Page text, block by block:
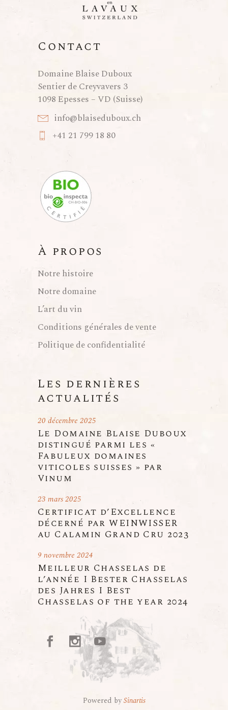
Contact
Domaine Blaise Duboux
Sentier de Creyvavers 3
1098 Epesses – VD (Suisse)
info@blaiseduboux.ch
+41 21 799 18 80
À propos
Notre histoire
Notre domaine
L’art du vin
Conditions générales de vente
Politique de confidentialité
Les dernières
actualités
Le Domaine Blaise Duboux
distingué parmi les «
Fabuleux domaines
viticoles suisses » par
Vinum
20 décembre 2025
Certificat d’Excellence
décerné par WEINWISSER
au Calamin Grand Cru 2023
23 mars 2025
Meilleur Chasselas de
l’année I Bester Chasselas
des Jahres I Best
Chasselas of the year 2024
9 novembre 2024
Powered bySinartis